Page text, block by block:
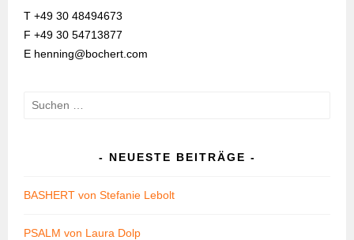
T +49 30 48494673
F +49 30 54713877
E henning@bochert.com
Suchen
NEUESTE BEITRÄGE
BASHERT von Stefanie Lebolt
PSALM von Laura Dolp